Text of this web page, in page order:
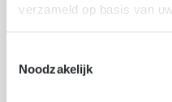
verzameld op basis van
Noodzakelijk